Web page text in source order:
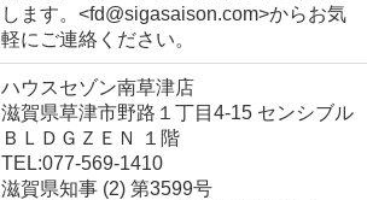
します。<fd@sigasaison.com>からお気
軽にご連絡ください。
ハウスセゾン南草津店
滋賀県草津市野路１丁目4-15 センシブル
ＢＬＤＧＺＥＮ １階
TEL:077-569-1410
滋賀県知事 (2) 第3599号